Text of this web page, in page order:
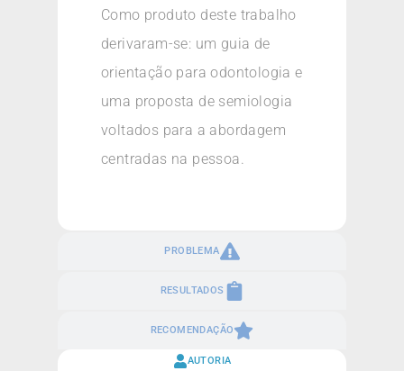
PROBLEMA
RESULTADOS
RECOMENDAÇÃO
Como produto deste trabalho
derivaram-se: um guia de
orientação para odontologia e
uma proposta de semiologia
voltados para a abordagem
centradas na pessoa.
AUTORIA